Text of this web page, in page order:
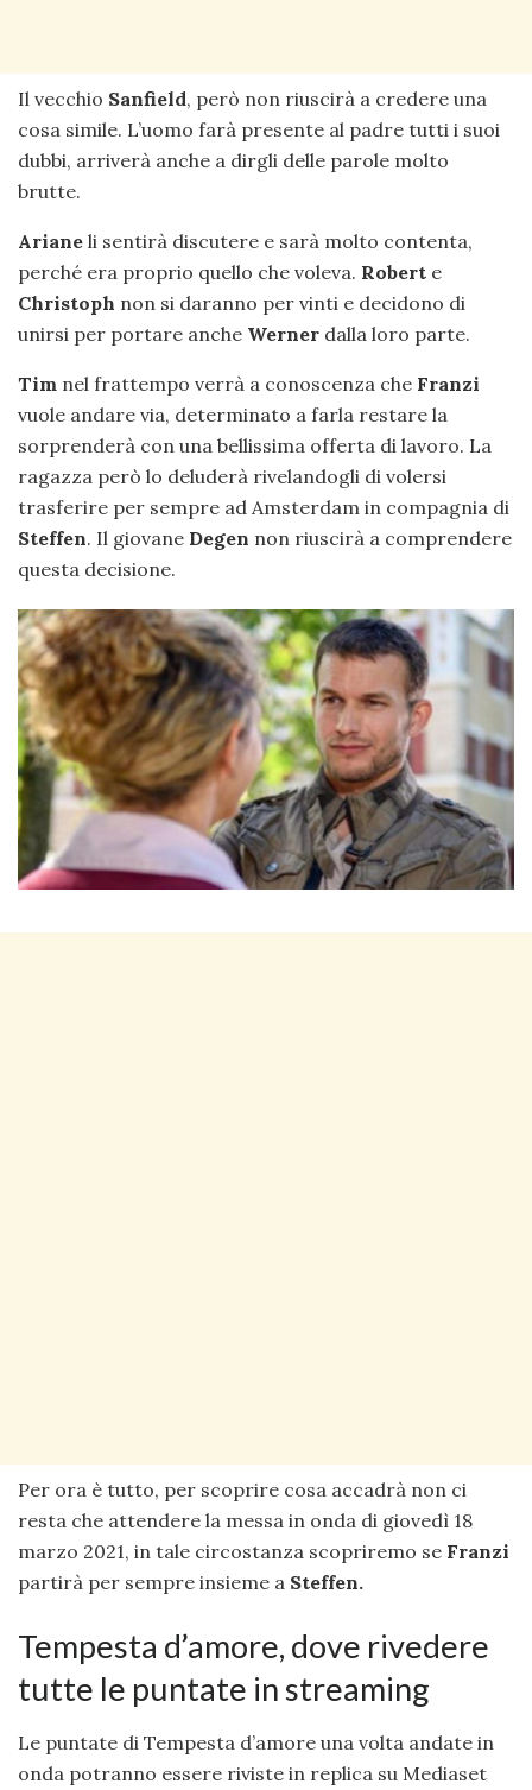
Il vecchio Sanfield, però non riuscirà a credere una
cosa simile. L’uomo farà presente al padre tutti i suoi
dubbi, arriverà anche a dirgli delle parole molto
brutte.
Ariane li sentirà discutere e sarà molto contenta,
perché era proprio quello che voleva. Robert e
Christoph non si daranno per vinti e decidono di
unirsi per portare anche Werner dalla loro parte.
Tim nel frattempo verrà a conoscenza che Franzi
vuole andare via, determinato a farla restare la
sorprenderà con una bellissima offerta di lavoro. La
ragazza però lo deluderà rivelandogli di volersi
trasferire per sempre ad Amsterdam in compagnia di
Steffen. Il giovane Degen non riuscirà a comprendere
questa decisione.
Per ora è tutto, per scoprire cosa accadrà non ci
resta che attendere la messa in onda di giovedì 18
marzo 2021, in tale circostanza scopriremo se Franzi
partirà per sempre insieme a Steffen.
Tempesta d’amore, dove rivedere
tutte le puntate in streaming
Le puntate di Tempesta d’amore una volta andate in
onda potranno essere riviste in replica su Mediaset